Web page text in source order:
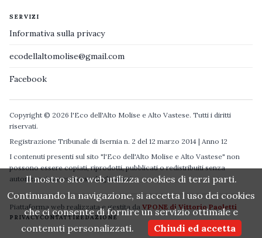
SERVIZI
Informativa sulla privacy
ecodellaltomolise@gmail.com
Facebook
Copyright © 2026 l'Eco dell'Alto Molise e Alto Vastese. Tutti i diritti
riservati.
Registrazione Tribunale di Isernia n. 2 del 12 marzo 2014 | Anno 12
I contenuti presenti sul sito "l'Eco dell'Alto Molise e Alto Vastese" non
possono essere copiati, riprodotti, pubblicati o redistribuiti senza
autorizzazione espressa degli autori.
Piattaforma web realizzata e gestita da VPONE di Vittorio Paoletti
PRIVACYCONTATTIREDAZIONE
Il nostro sito web utilizza cookies di terzi parti.
Continuando la navigazione, si accetta l uso dei cookies
che ci consente di fornire un servizio ottimale e
contenuti personalizzati.
Chiudi ed accetta